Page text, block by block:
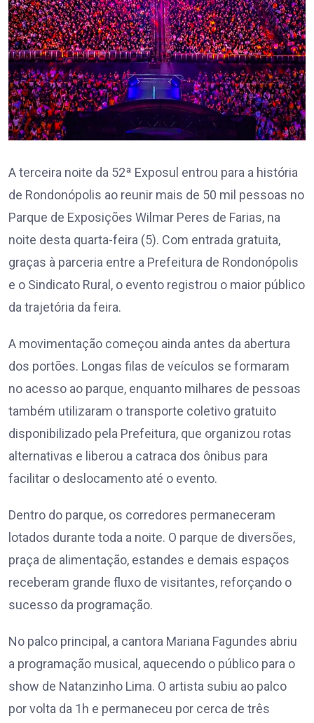
A terceira noite da 52ª Exposul entrou para a história
de Rondonópolis ao reunir mais de 50 mil pessoas no
Parque de Exposições Wilmar Peres de Farias, na
noite desta quarta-feira (5). Com entrada gratuita,
graças à parceria entre a Prefeitura de Rondonópolis
e o Sindicato Rural, o evento registrou o maior público
da trajetória da feira.
A movimentação começou ainda antes da abertura
dos portões. Longas filas de veículos se formaram
no acesso ao parque, enquanto milhares de pessoas
também utilizaram o transporte coletivo gratuito
disponibilizado pela Prefeitura, que organizou rotas
alternativas e liberou a catraca dos ônibus para
facilitar o deslocamento até o evento.
Dentro do parque, os corredores permaneceram
lotados durante toda a noite. O parque de diversões,
praça de alimentação, estandes e demais espaços
receberam grande fluxo de visitantes, reforçando o
sucesso da programação.
No palco principal, a cantora Mariana Fagundes abriu
a programação musical, aquecendo o público para o
show de Natanzinho Lima. O artista subiu ao palco
por volta da 1h e permaneceu por cerca de três